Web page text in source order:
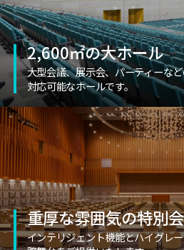
2,600㎡の大ホール
大型会議、展示会、パーティーな
対応可能なホールです。
重厚な雰囲気の特別
インテリジェント機能とハイグレ